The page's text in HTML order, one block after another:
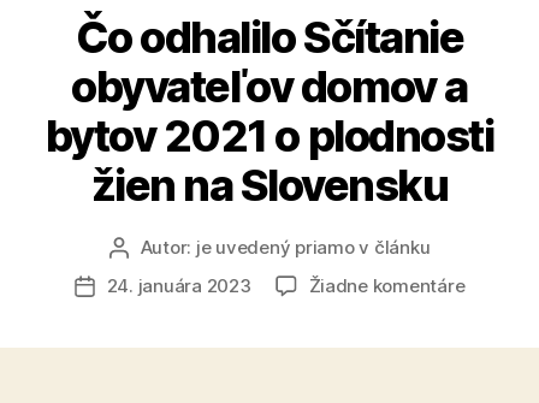
Čo odhalilo Sčítanie
obyvateľov domov a
bytov 2021 o plodnosti
žien na Slovensku
Autor
článku
Autor: je uvedený priamo v článku
Dátum24. januára 2023 Žiadne komentárena